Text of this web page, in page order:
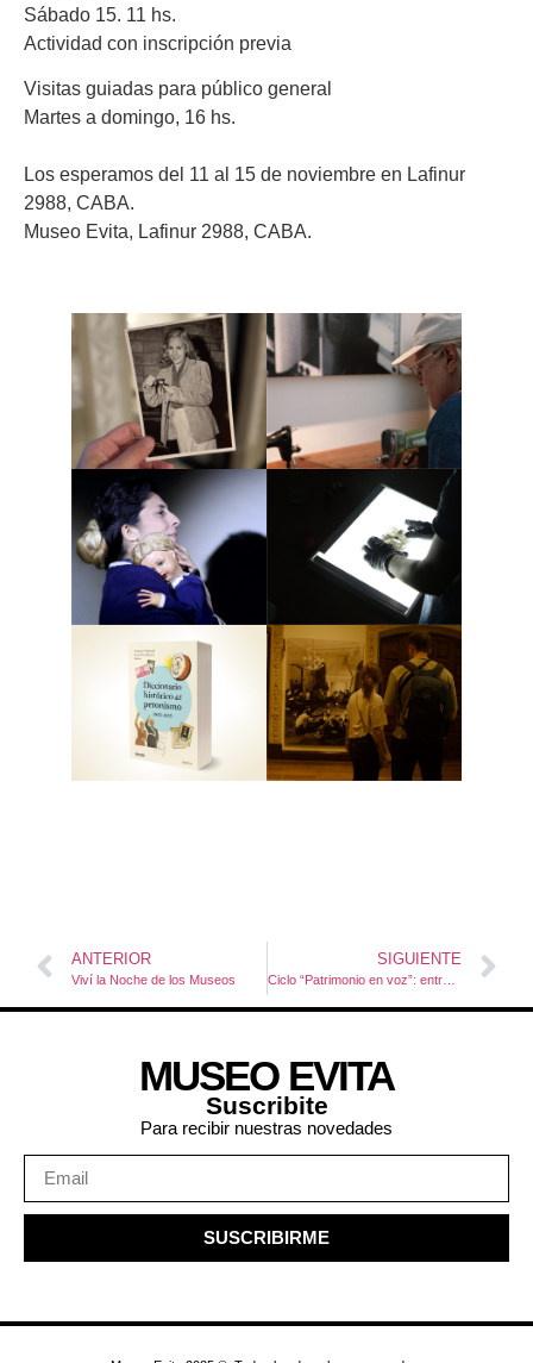
Sábado 15. 11 hs.
Actividad con inscripción previa
Visitas guiadas para público general
Martes a domingo, 16 hs.
Los esperamos del 11 al 15 de noviembre en Lafinur
2988, CABA.
Museo Evita, Lafinur 2988, CABA.
ANTERIOR
Viví la Noche de los Museos
SIGUIENTE
Ciclo “Patrimonio en voz”: entrevista con Juan Martín Repetto
MUSEO EVITA
Suscribite
Para recibir nuestras novedades
SUSCRIBIRME